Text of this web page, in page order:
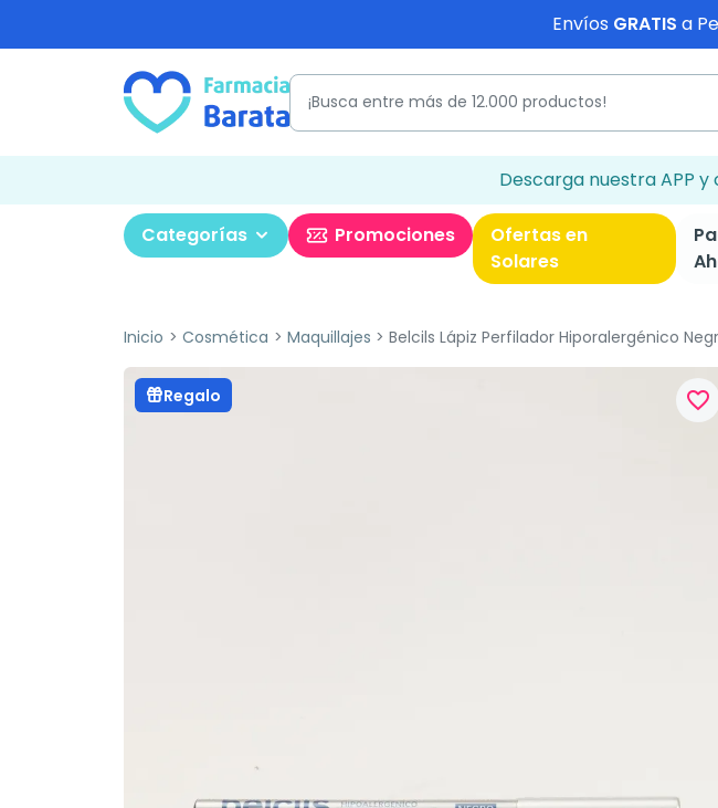
Envíos GRATIS a
Descarga nuestra APP y
Categorías Promociones
Ofertas en
Solares
Inicio Cosmética Maquillajes Belcils Lápiz Perfilador Hiporalergénico
Regalo favorite_border